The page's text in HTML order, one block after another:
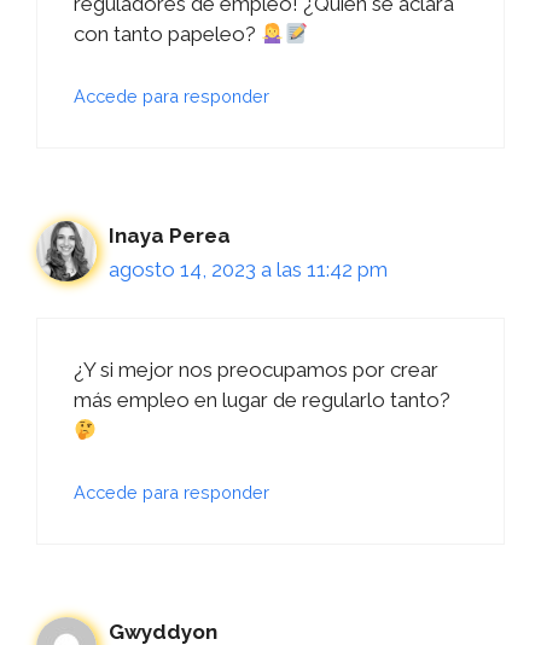
con tanto papeleo?
Accede para responder
Inaya Perea
agosto 14, 2023 a las 11:42 pm
¿Y si mejor nos preocupamos por crear
más empleo en lugar de regularlo tanto?
Accede para responder
Gwyddyon